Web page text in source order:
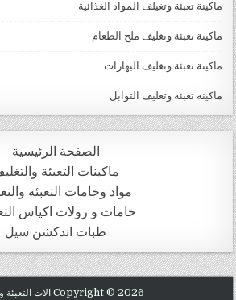
ماكينة تعبئة وتغيلف المواد الغذائية
ماكينة تعبئة وتغليف ملح الطعام
ماكينة تعبئة وتغليف البهارات
ماكينة تعبئة وتغليف التوابل
الصفحة الرئيسية
ماكينات التعبئة
مواد وخامات التعبئة
خامات و رولات اكياس
طبات اندكشن سيل
Copyright © 2026 الات التعبئة و التغليف